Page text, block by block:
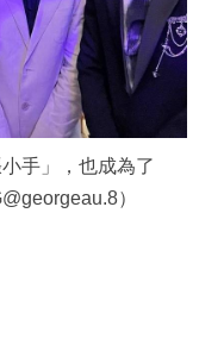
手」，也成為了
）